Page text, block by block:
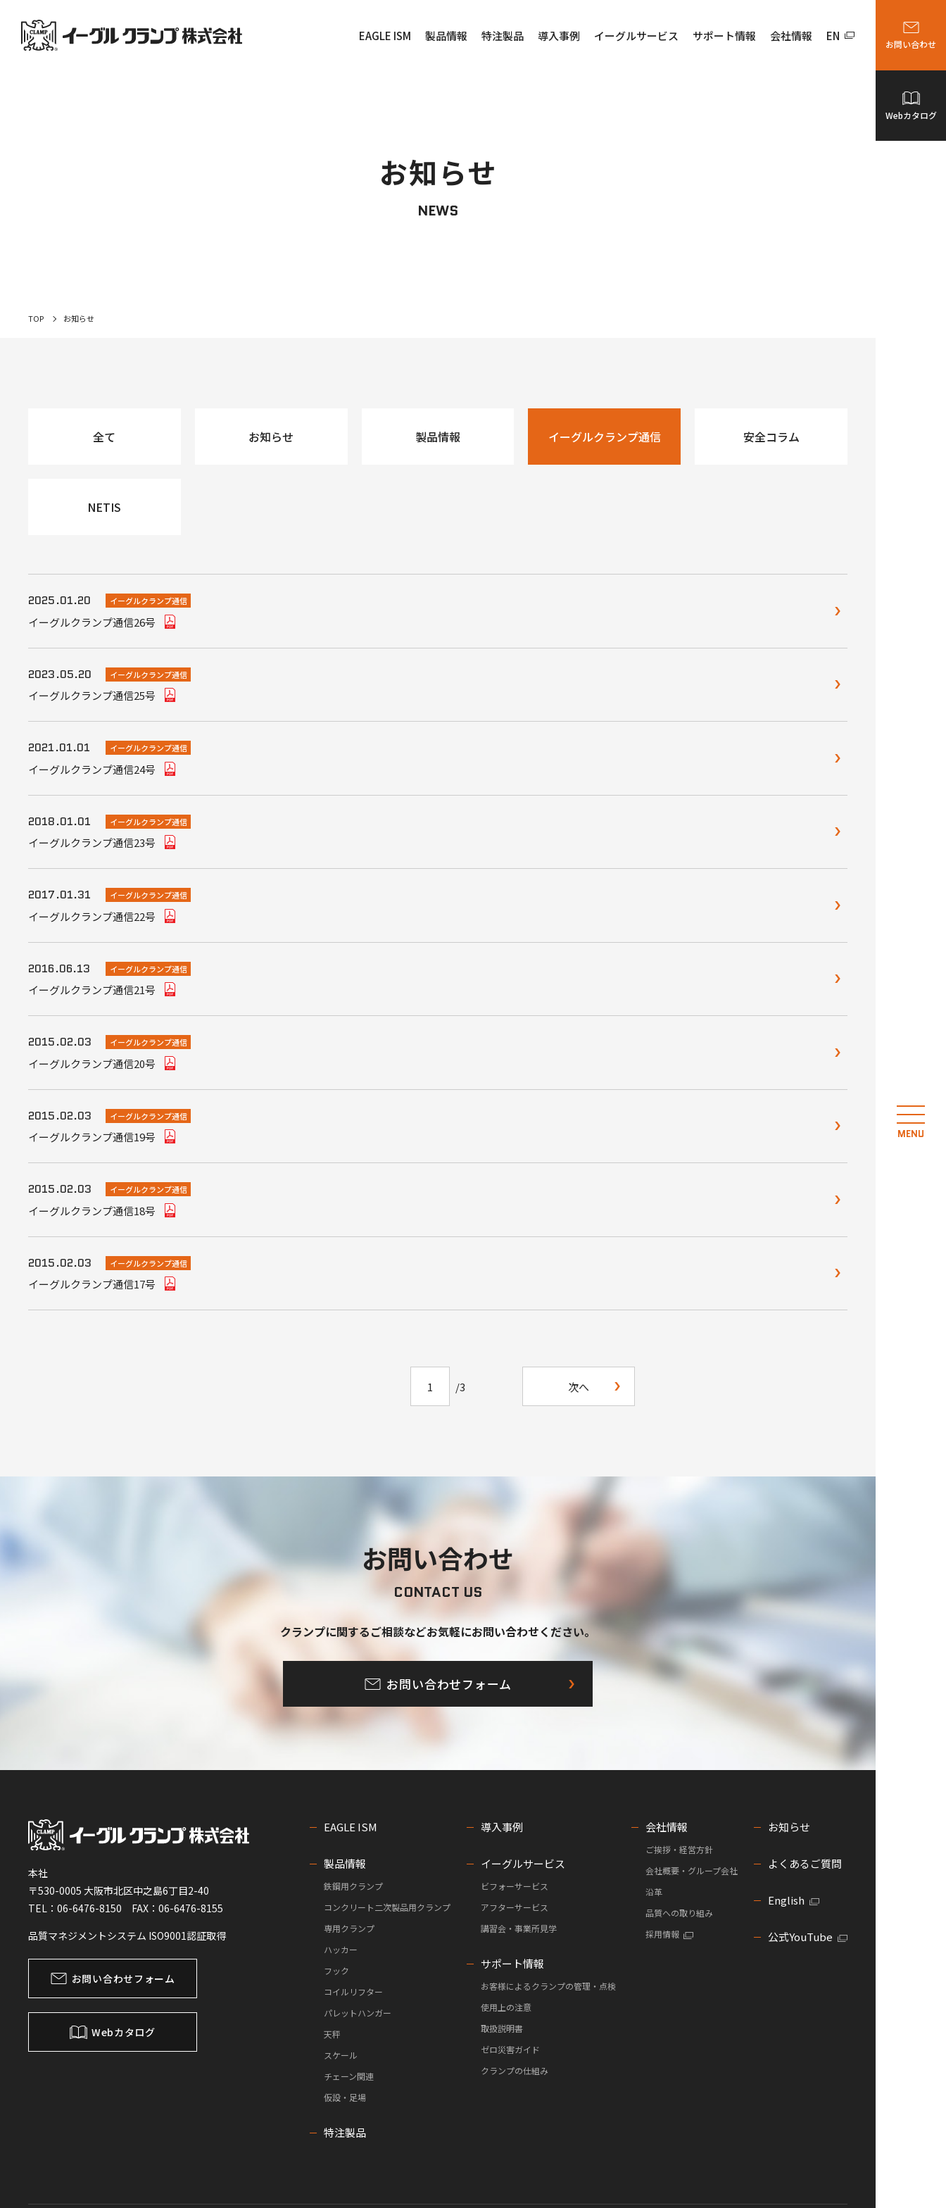
EAGLE ISM 製品情報 特注製品 導入事例 イーグルサービス サポート情報 会社情報 EN
お問い合わせ
Webカタログ
TOP お知らせ
お知らせ
NEWS
全て お知らせ 製品情報 イーグルクランプ通信 安全コラム
NETIS
2025.01.20 イーグルクランプ通信
イーグルクランプ通信26号
2023.05.20 イーグルクランプ通信
イーグルクランプ通信25号
2021.01.01 イーグルクランプ通信
イーグルクランプ通信24号
2018.01.01 イーグルクランプ通信
イーグルクランプ通信23号
2017.01.31 イーグルクランプ通信
イーグルクランプ通信22号
2016.06.13 イーグルクランプ通信
イーグルクランプ通信21号
2015.02.03 イーグルクランプ通信
イーグルクランプ通信20号
2015.02.03 イーグルクランプ通信
イーグルクランプ通信19号
2015.02.03 イーグルクランプ通信
イーグルクランプ通信18号
2015.02.03 イーグルクランプ通信
イーグルクランプ通信17号
1 /3 次へ
お問い合わせ
CONTACT US
クランプに関するご相談などお気軽にお問い合わせください。
お問い合わせフォーム
本社
〒530-0005 大阪市北区中之島6丁目2-40
TEL：06-6476-8150 FAX：06-6476-8155
品質マネジメントシステム ISO9001認証取得
お問い合わせフォーム
Webカタログ
EAGLE ISM
製品情報
鉄鋼用クランプ
コンクリート二次製品用クランプ
専用クランプ
ハッカー
フック
コイルリフター
パレットハンガー
天秤
スケール
チェーン関連
仮設・足場
特注製品
導入事例
イーグルサービス
ビフォーサービス
アフターサービス
講習会・事業所見学
サポート情報
お客様によるクランプの管理・点検
使用上の注意
取扱説明書
ゼロ災害ガイド
クランプの仕組み
会社情報
ご挨拶・経営方針
会社概要・グループ会社
沿革
品質への取り組み
採用情報
お知らせ
よくあるご質問
English
公式YouTube